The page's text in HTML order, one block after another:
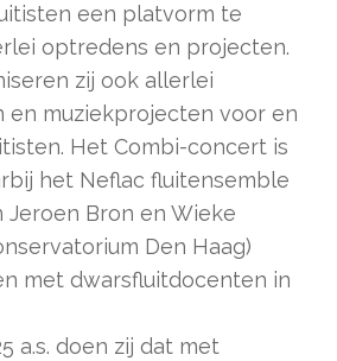
een platvorm te
optredens en projecten.
zij ook allerlei
en muziekprojecten voor en
Het Combi-concert is
het Neflac fluitensemble
Bron en Wieke
Den Haag)
met dwarsfluitdocenten in
a.s. doen zij dat met